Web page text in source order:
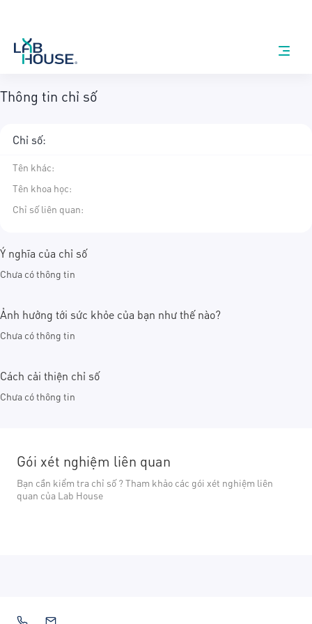
Thông tin chỉ số
Chỉ số:
Tên khác:
Tên khoa học:
Chỉ số liên quan:
Ý nghĩa của chỉ số
Chưa có thông tin
Ảnh hưởng tới sức khỏe của bạn như thế nào?
Chưa có thông tin
Cách cải thiện chỉ số
Chưa có thông tin
Gói xét nghiệm liên quan
Bạn cần kiểm tra chỉ số ? Tham khảo các gói xét nghiệm liên
quan của Lab House